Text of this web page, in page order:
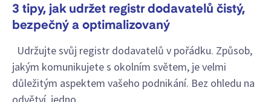
3 tipy, jak udržet registr dodavatelů čistý,
bezpečný a optimalizovaný
Udržujte svůj registr dodavatelů v pořádku. Způsob,
jakým komunikujete s okolním světem, je velmi
důležitým aspektem vašeho podnikání. Bez ohledu na